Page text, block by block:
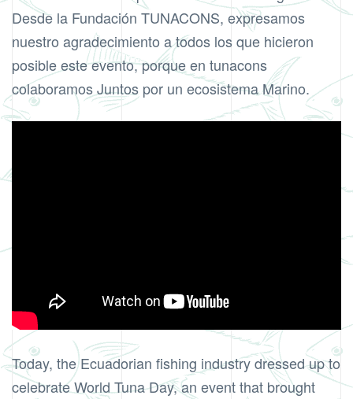
Desde la Fundación TUNACONS, expresamos
nuestro agradecimiento a todos los que hicieron
posible este evento, porque en tunacons
colaboramos Juntos por un ecosistema Marino.
Today, the Ecuadorian fishing industry dressed up to
celebrate World Tuna Day, an event that brought